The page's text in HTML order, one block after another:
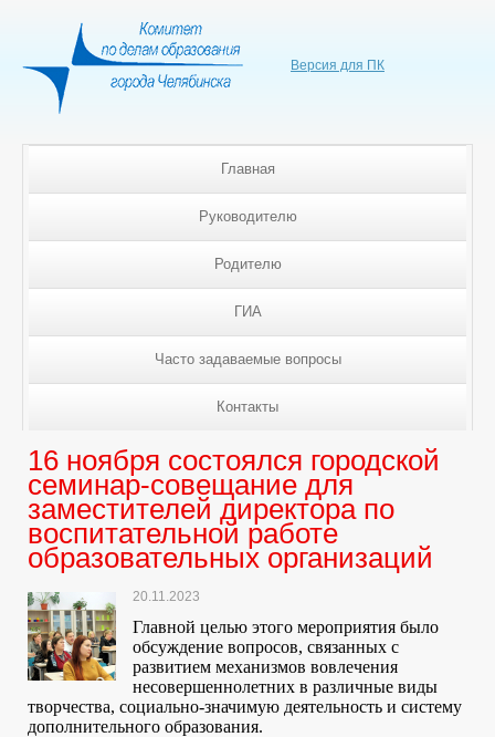
Версия для ПК
Главная
Руководителю
Родителю
ГИА
Часто задаваемые вопросы
Контакты
16 ноября состоялся городской
семинар-совещание для
заместителей директора по
воспитательной работе
образовательных организаций
20.11.2023
Главной целью этого мероприятия было
обсуждение вопросов, связанных с
развитием механизмов вовлечения
несовершеннолетних в различные виды
творчества, социально-значимую деятельность и систему
дополнительного образования.